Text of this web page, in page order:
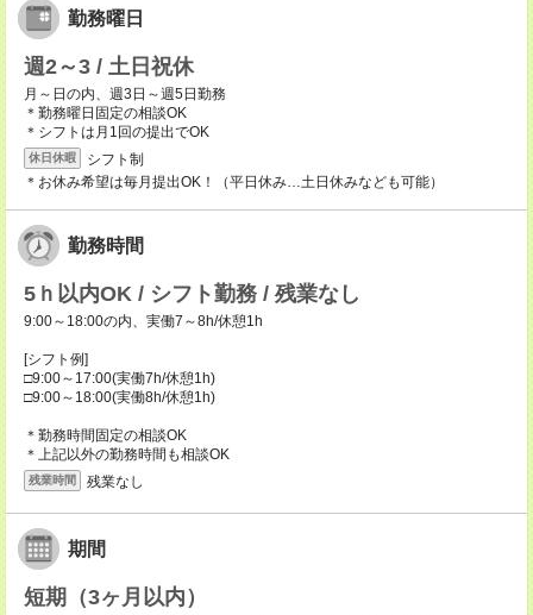
勤務曜日
週2～3 / 土日祝休
月～日の内、週3日～週5日勤務
＊勤務曜日固定の相談OK
＊シフトは月1回の提出でOK
休日休暇
シフト制
＊お休み希望は毎月提出OK！（平日休み…土日休みなども可能）
勤務時間
5ｈ以内OK / シフト勤務 / 残業なし
9:00～18:00の内、実働7～8h/休憩1h
[シフト例]
□9:00～17:00(実働7h/休憩1h)
□9:00～18:00(実働8h/休憩1h)
＊勤務時間固定の相談OK
＊上記以外の勤務時間も相談OK
残業時間 残業なし
期間
短期（3ヶ月以内）